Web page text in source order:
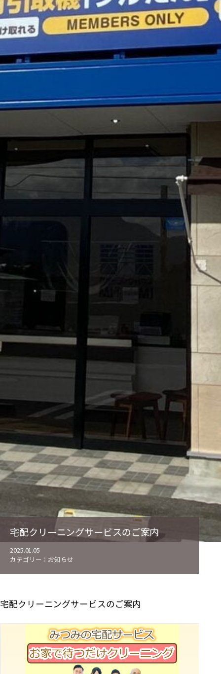
宅配クリーニングサービスのご案内
2025.01.05
カテゴリー： お知らせ
宅配クリーニングサービスのご案内